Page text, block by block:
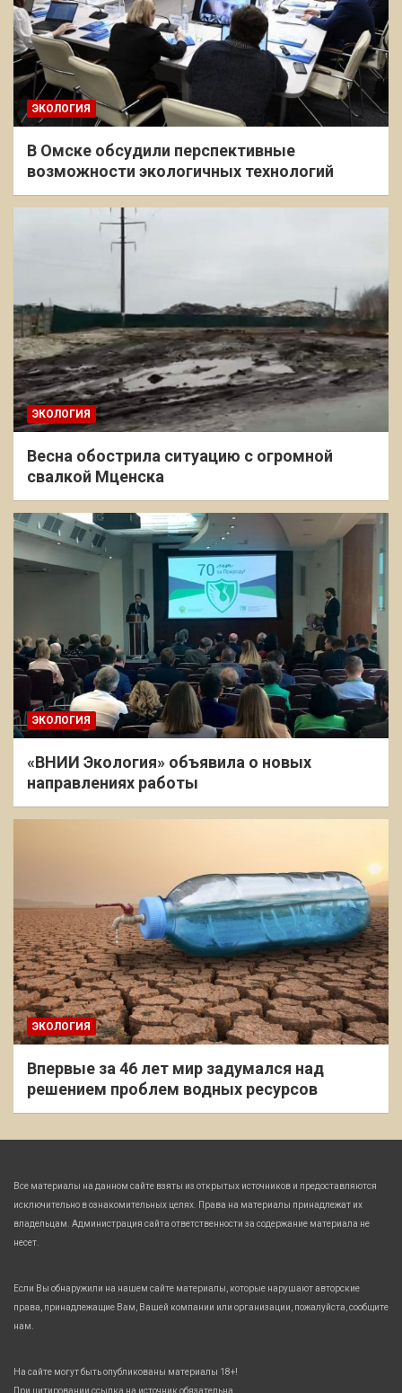
ЭКОЛОГИЯ
В Омске обсудили перспективные
возможности экологичных технологий
ЭКОЛОГИЯ
Весна обострила ситуацию с огромной
свалкой Мценска
ЭКОЛОГИЯ
«ВНИИ Экология» объявила о новых
направлениях работы
ЭКОЛОГИЯ
Впервые за 46 лет мир задумался над
решением проблем водных ресурсов
Все материалы на данном сайте взяты из открытых источников и предоставляются
исключительно в ознакомительных целях. Права на материалы принадлежат их
владельцам. Администрация сайта ответственности за содержание материала не
несет.
Если Вы обнаружили на нашем сайте материалы, которые нарушают авторские
права, принадлежащие Вам, Вашей компании или организации, пожалуйста, сообщите
нам.
На сайте могут быть опубликованы материалы 18+!
При цитировании ссылка на источник обязательна.